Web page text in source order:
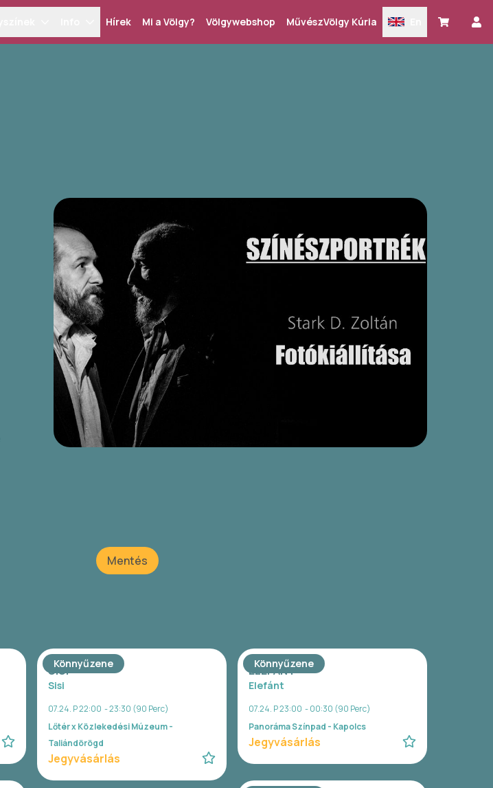
Hírek Mi a Völgy? Völgywebshop MűvészVölgy Kúria
Mentés
Könnyűzene
SISI
Sisi
07.24. P 22:00 - 23:30 (90 Perc)
Lőtér x Közlekedési Múzeum -
Taliándörögd
Jegyvásárlás
Könnyűzene
ELEFÁNT
Elefánt
07.24. P 23:00 - 00:30 (90 Perc)
Panoráma Színpad - Kapolcs
Jegyvásárlás